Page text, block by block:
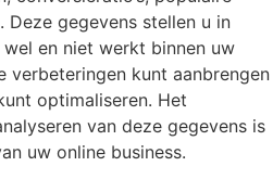
gegevens stellen u in
en niet werkt binnen uw
verbeteringen kunt aanbrengen
optimaliseren. Het
van deze gegevens is
uw online business.